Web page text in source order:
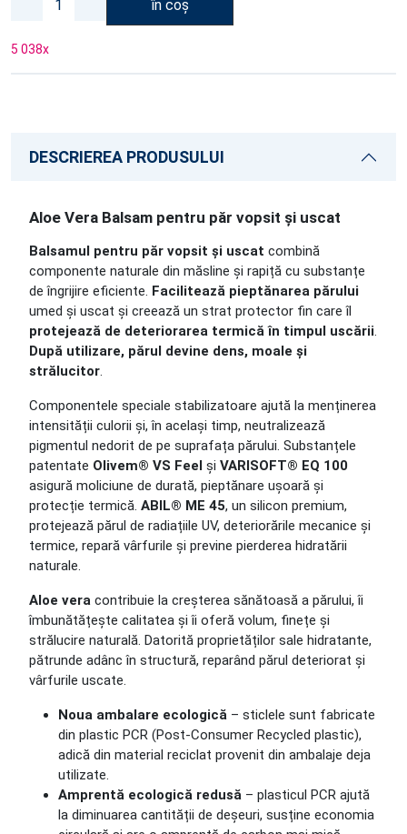
în coș
5 038x
DESCRIEREA PRODUSULUI
Aloe Vera Balsam pentru păr vopsit și uscat
Balsamul pentru păr vopsit și uscat combină
componente naturale din măsline și rapiță cu substanțe
de îngrijire eficiente. Facilitează pieptănarea părului
umed și uscat și creează un strat protector fin care îl
protejează de deteriorarea termică în timpul uscării.
După utilizare, părul devine dens, moale și
strălucitor.
Componentele speciale stabilizatoare ajută la menținerea
intensității culorii și, în același timp, neutralizează
pigmentul nedorit de pe suprafața părului. Substanțele
patentate Olivem® VS Feel și VARISOFT® EQ 100
asigură moliciune de durată, pieptănare ușoară și
protecție termică. ABIL® ME 45, un silicon premium,
protejează părul de radiațiile UV, deteriorările mecanice și
termice, repară vârfurile și previne pierderea hidratării
naturale.
Aloe vera contribuie la creșterea sănătoasă a părului, îi
îmbunătățește calitatea și îi oferă volum, finețe și
strălucire naturală. Datorită proprietăților sale hidratante,
pătrunde adânc în structură, reparând părul deteriorat și
vârfurile uscate.
Noua ambalare ecologică – sticlele sunt fabricate
din plastic PCR (Post-Consumer Recycled plastic),
adică din material reciclat provenit din ambalaje deja
utilizate.
Amprentă ecologică redusă – plasticul PCR ajută
la diminuarea cantității de deșeuri, susține economia